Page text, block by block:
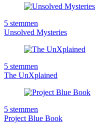
5 stemmen
Unsolved Mysteries
5 stemmen
The UnXplained
5 stemmen
Project Blue Book